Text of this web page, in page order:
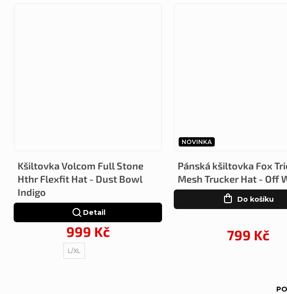
Kšiltovka Volcom Full Stone
Hthr Flexfit Hat - Dust Bowl
Indigo
999 Kč
Detail
L/XL
NOVINKA
Pánská kšiltovka Fox
Mesh Trucker Hat - Off
799 Kč
Do košíku